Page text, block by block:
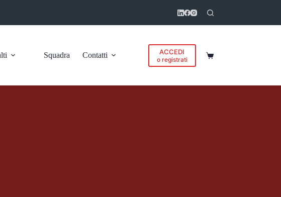
Squadra Contatti ACCEDI
o registrati Carrello